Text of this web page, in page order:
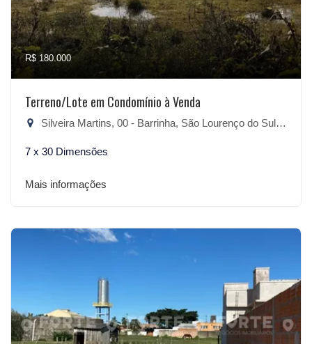
R$ 180.000
Terreno/Lote em Condomínio à Venda
Silveira Martins, 00 - Barrinha, São Lourenço do Sul-RS
7 x 30 Dimensões
Mais informações